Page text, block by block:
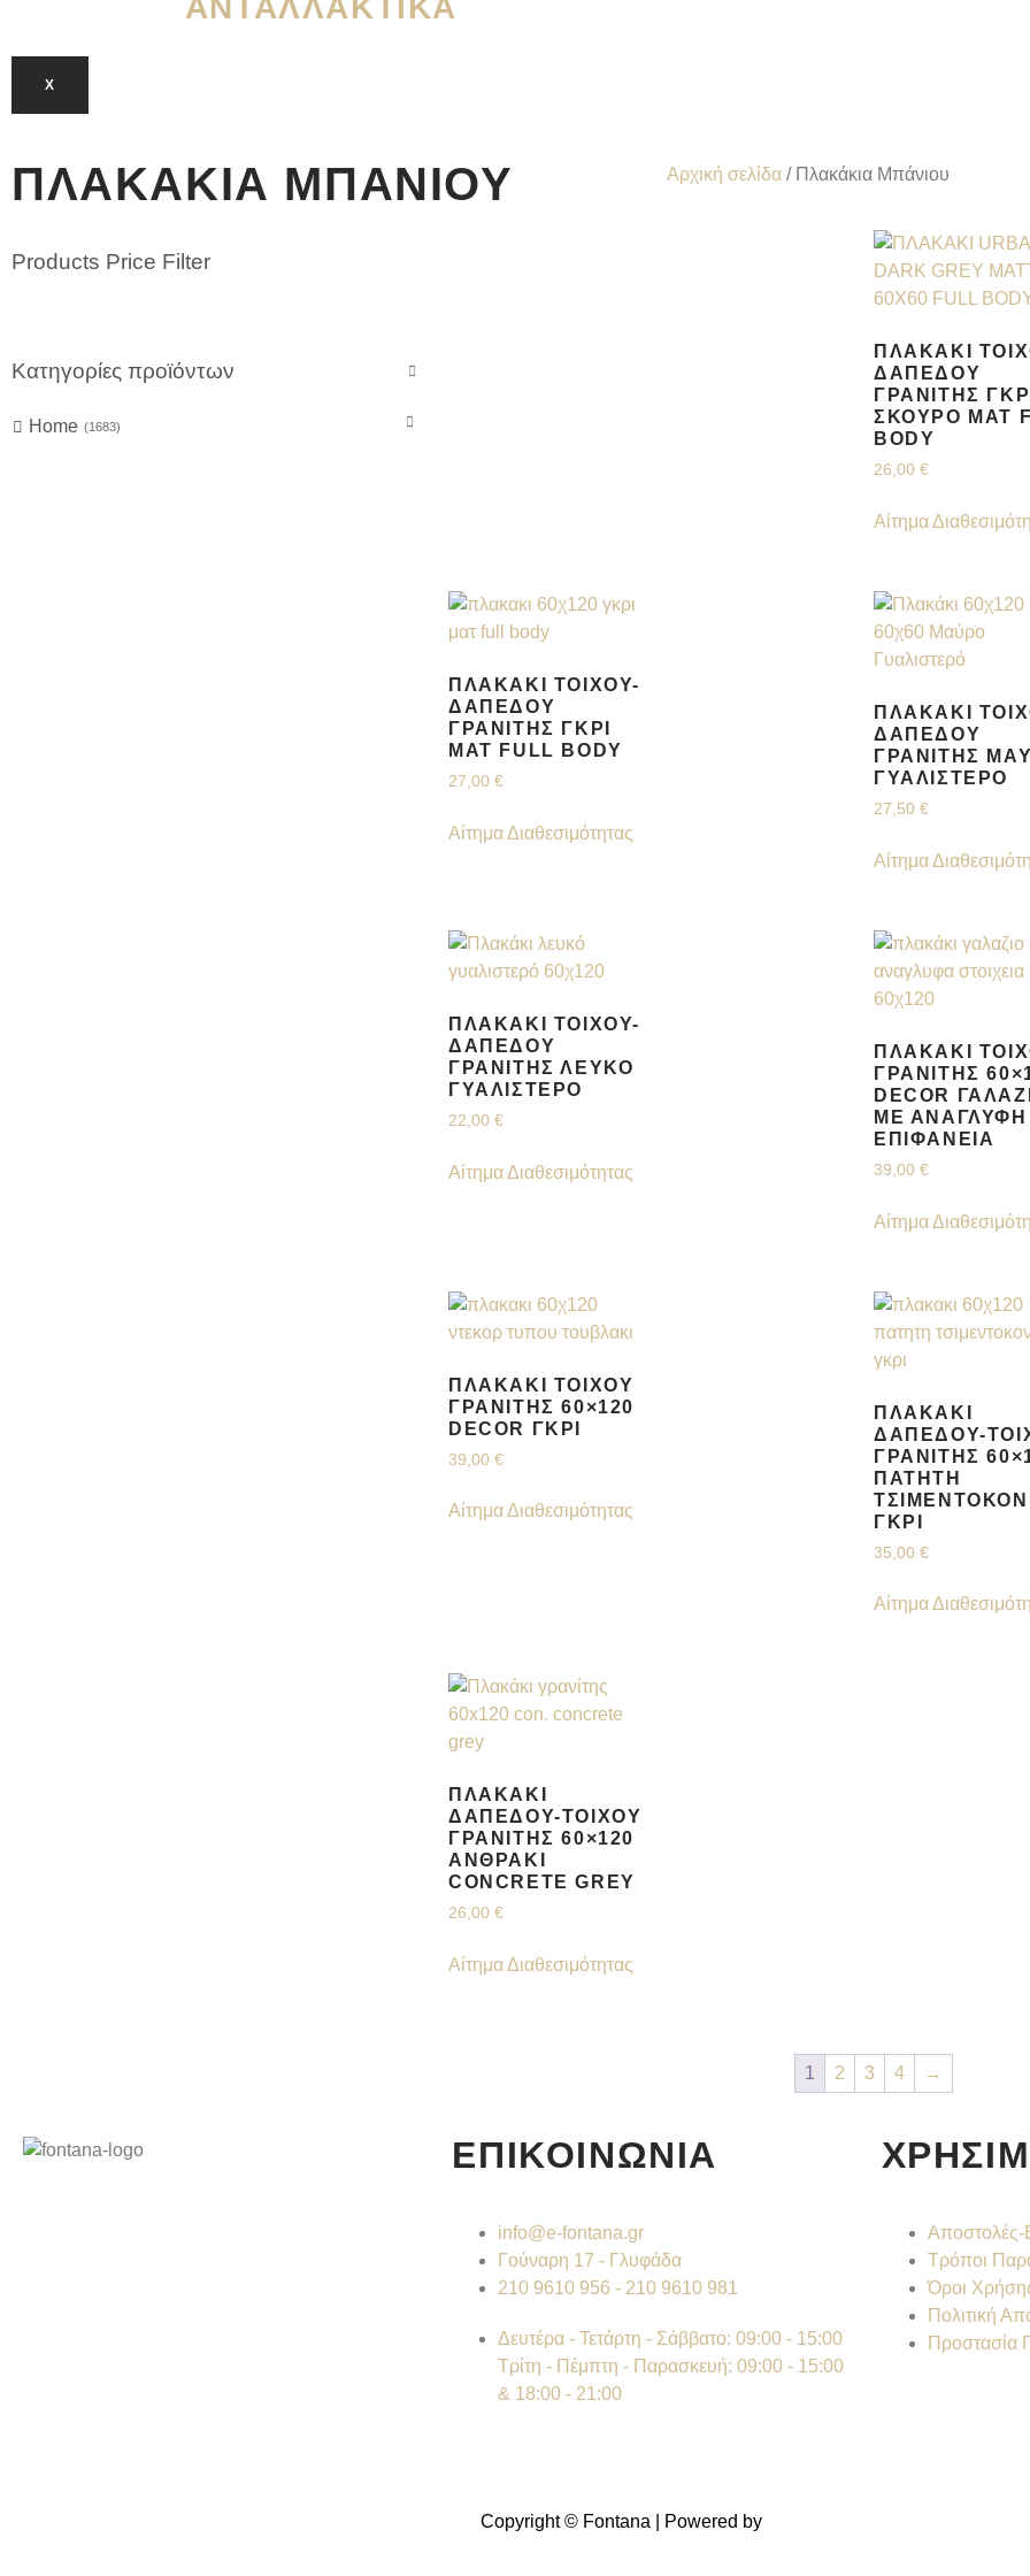
ΑΝΤΑΛΛΑΚΤΙΚΆ
X
ΠΛΑΚΆΚΙΑ ΜΠΆΝΙΟΥ Αρχική σελίδα / Πλακάκια Μπάνιου
Products Price Filter
Κατηγορίες προϊόντων
Home 1683
ΠΛΑΚΆΚΙ
ΔΑΠΈΔΟΥ
ΓΡΑΝΊΤΗΣ
ΣΚΟΎΡΟ ΜΑΤ
BODY
26,00 €
Αίτημα
ΠΛΑΚΆΚΙ ΤΟΊΧΟΥ-
ΔΑΠΈΔΟΥ
ΓΡΑΝΊΤΗΣ ΓΚΡΙ
ΜΑΤ FULL BODY
27,00 €
Αίτημα Διαθεσιμότητας
ΠΛΑΚΆΚΙ
ΔΑΠΈΔΟΥ
ΓΡΑΝΊΤΗΣ
ΓΥΑΛΙΣΤΕΡΌ
27,50 €
Αίτημα
ΠΛΑΚΆΚΙ ΤΟΊΧΟΥ-
ΔΑΠΈΔΟΥ
ΓΡΑΝΊΤΗΣ ΛΕΥΚΌ
ΓΥΑΛΙΣΤΕΡΌ
22,00 €
Αίτημα Διαθεσιμότητας
ΠΛΑΚΆΚΙ
ΓΡΑΝΊΤΗΣ
DECOR
ΜΕ ΑΝΑΓΛΥΦΗ
ΕΠΙΦΆΝΕΙΑ
39,00 €
Αίτημα
ΠΛΑΚΆΚΙ ΤΟΊΧΟΥ
ΓΡΑΝΊΤΗΣ 60×120
DECOR ΓΚΡΙ
39,00 €
Αίτημα Διαθεσιμότητας
ΠΛΑΚΆΚΙ
ΔΑΠΈΔΟΥ-
ΓΡΑΝΊΤΗΣ
ΠΑΤΗΤΉ
ΓΚΡΊ
35,00 €
Αίτημα
ΠΛΑΚΆΚΙ
ΔΑΠΈΔΟΥ-ΤΟΊΧΟΥ
ΓΡΑΝΊΤΗΣ 60×120
ΑΝΘΡΑΚΊ
CONCRETE GREY
26,00 €
Αίτημα Διαθεσιμότητας
1 2 3 4 →
ΕΠΙΚΟΙΝΩΝΙΑ
info@e-fontana.gr
Γούναρη 17 - Γλυφάδα
210 9610 956 - 210 9610 981
Δευτέρα - Τετάρτη - Σάββατο: 09:00 - 15:00
Τρίτη - Πέμπτη - Παρασκευή: 09:00 - 15:00
& 18:00 - 21:00
Αποστολές-
Τρόποι
Όροι
Πολιτική
Προστασία
Copyright © Fontana | Powered by